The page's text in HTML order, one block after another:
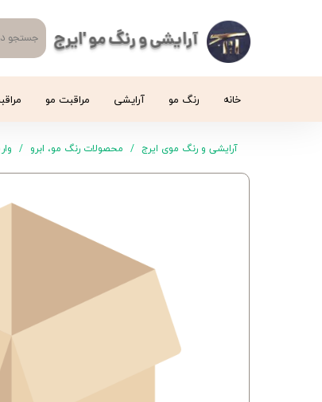
آرایشی و رنگ مو 'ایرج
خانه رنگ مو آرایشی مراقبت مو
آرایشی و رنگ موی ایرج محصولات رنگ مو، ابرو